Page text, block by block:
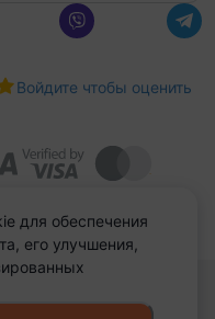
Войдите чтобы оценить
допускается
для обеспечения
его улучшения,